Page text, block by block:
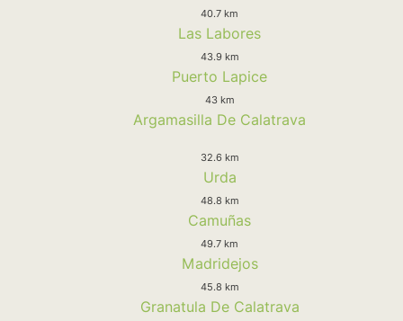
40.7 km
Las Labores
43.9 km
Puerto Lapice
43 km
Argamasilla De Calatrava
32.6 km
Urda
48.8 km
Camuñas
49.7 km
Madridejos
45.8 km
Granatula De Calatrava